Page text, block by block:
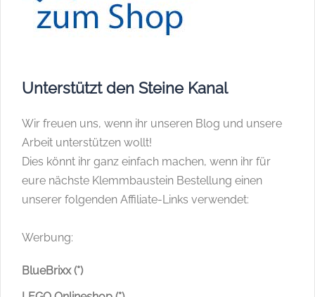
Unterstützt den Steine Kanal
Wir freuen uns, wenn ihr unseren Blog und unsere
Arbeit unterstützen wollt!
Dies könnt ihr ganz einfach machen, wenn ihr für
eure nächste Klemmbaustein Bestellung einen
unserer folgenden Affiliate-Links verwendet:
Werbung:
BlueBrixx (*)